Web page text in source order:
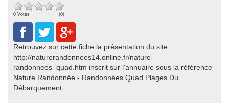
0 Votes (0)
Retrouvez sur cette fiche la présentation du site
http://naturerandonnees14.online.fr/nature-
randonnees_quad.htm inscrit sur l'annuaire sous la référence
Nature Randonnée - Randonnées Quad Plages Du
Débarquement :